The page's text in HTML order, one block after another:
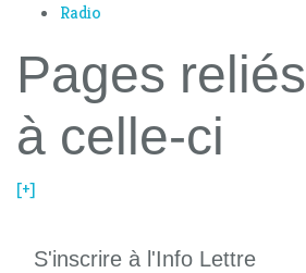
Radio
Pages reliés
à celle-ci
[+]
S'inscrire à l'Info Lettre